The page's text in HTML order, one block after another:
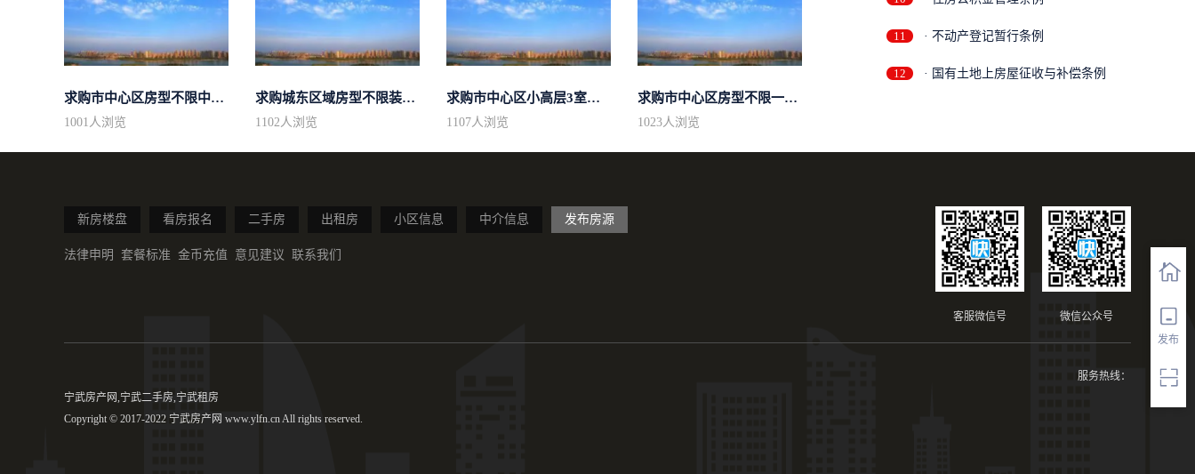
发布
求购市中心区房型不限中档装修
1001人浏览
求购城东区域房型不限装修不限
1102人浏览
求购市中心区小高层3室精致装修
1107人浏览
求购市中心区房型不限一室一厅一卫简...
1023人浏览
11 · 不动产登记暂行条例
12 · 国有土地上房屋征收与补偿条例
新房楼盘 看房报名 二手房 出租房 小区信息 中介信息 发布房源
法律申明 套餐标准 金币充值 意见建议 联系我们
微信公众号
客服微信号
服务热线：
宁武房产网,宁武二手房,宁武租房
Copyright © 2017-2022 宁武房产网 www.ylfn.cn All rights reserved.